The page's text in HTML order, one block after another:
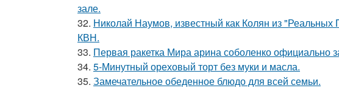
зале.
32. Николай Наумов, известный как Колян из "Реальных
КВН.
33. Первая ракетка Мира арина соболенко официально
34. 5-Минутный ореховый торт без муки и масла.
35. Замечательное обеденное блюдо для всей семьи.